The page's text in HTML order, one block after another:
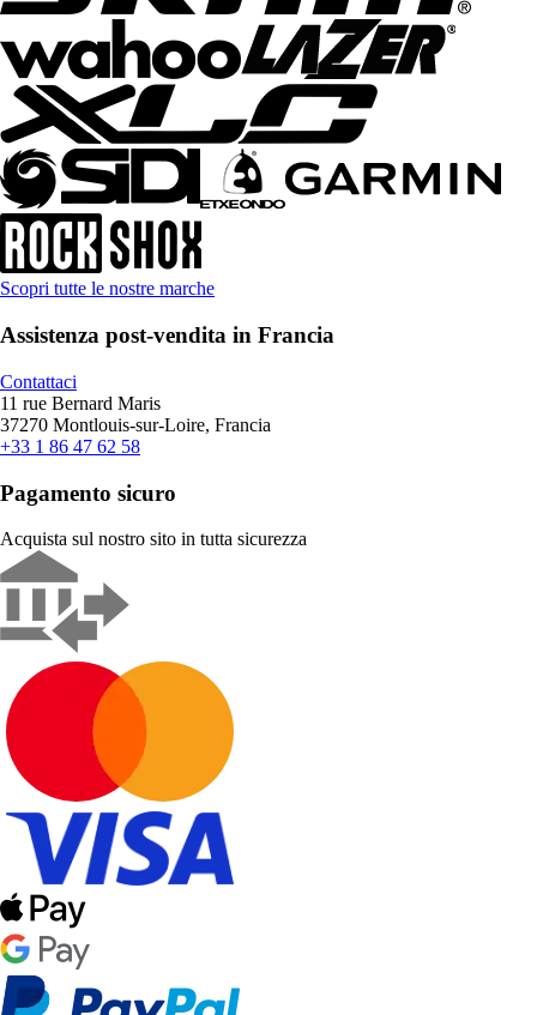
Scopri tutte le nostre marche
Assistenza post-vendita in Francia
Contattaci
11 rue Bernard Maris
37270 Montlouis-sur-Loire, Francia
+33 1 86 47 62 58
Pagamento sicuro
Acquista sul nostro sito in tutta sicurezza